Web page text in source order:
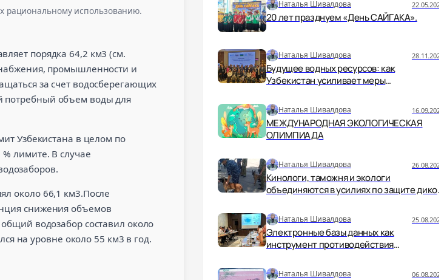
рациональному использованию.
порядка 64,2 км3 (см.
промышленности и
за счет водосберегающих
потребный объем воды для
Узбекистана в целом по
лимите. В случае
около 66,1 км3.После
снижения объемов
водозабор составил около
на уровне около 55 км3 в год.
Наталья Шивалдова 22.05.2026
20 лет празднуем «День САЙГАКА».
Наталья Шивалдова 28.11.2025
Будущее водных ресурсов: как
Узбекистан усиливает меры
Наталья Шивалдова 16.09.2025
МЕЖДУНАРОДНАЯ ЭКОЛОГИЧЕСКАЯ
ОЛИМПИАДА
Наталья Шивалдова 26.08.2025
Кинологи, таможня и экологи
объединяются в усилиях по защите дикой
Наталья Шивалдова 25.08.2025
Электронные базы данных как
инструмент противодействия
Наталья Шивалдова 06.08.2025